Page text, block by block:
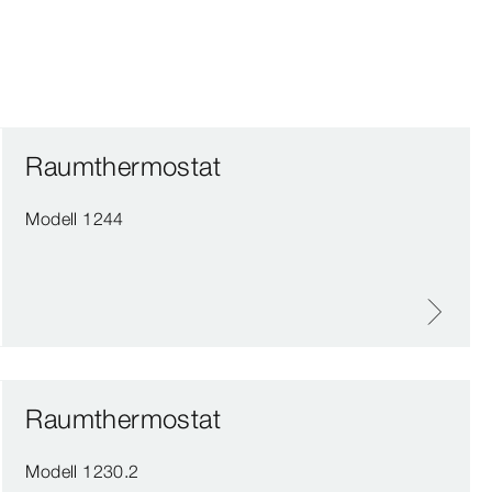
Raumthermostat
Modell 1244
Raumthermostat
Modell 1230.2